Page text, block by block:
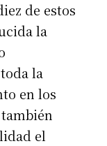
de estos
la
la
en los
el